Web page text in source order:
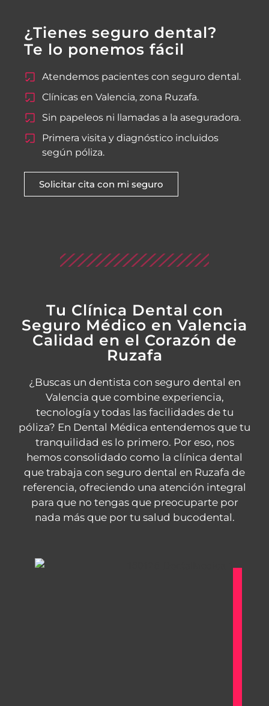
¿Tienes seguro dental?
Te lo ponemos fácil
Atendemos pacientes con seguro dental.
Clínicas en Valencia, zona Ruzafa.
Sin papeleos ni llamadas a la aseguradora.
Primera visita y diagnóstico incluidos
según póliza.
Solicitar cita con mi seguro
Tu Clínica Dental con
Seguro Médico en Valencia
Calidad en el Corazón de
Ruzafa
¿Buscas un dentista con seguro dental en
Valencia que combine experiencia,
tecnología y todas las facilidades de tu
póliza? En Dental Médica entendemos que tu
tranquilidad es lo primero. Por eso, nos
hemos consolidado como la clínica dental
que trabaja con seguro dental en Ruzafa de
referencia, ofreciendo una atención integral
para que no tengas que preocuparte por
nada más que por tu salud bucodental.